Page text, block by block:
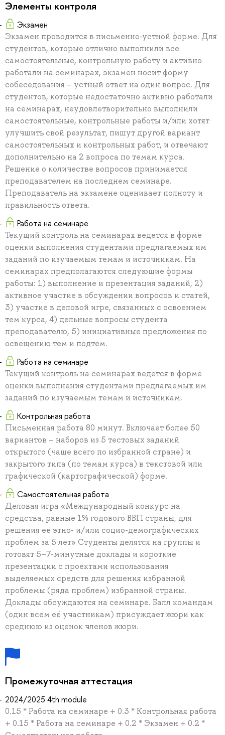
Элементы контроля
Экзамен
Экзамен проводится в письменно-устной форме. Для
студентов, которые отлично выполнили все
самостоятельные, контрольную работу и активно
работали на семинарах, экзамен носит форму
собеседования – устный ответ на один вопрос. Для
студентов, которые недостаточно активно работали
на семинарах, неудовлетворительно выполнили
самостоятельные, контрольные работы и/или хотят
улучшить свой результат, пишут другой вариант
самостоятельных и контрольных работ, и отвечают
дополнительно на 2 вопроса по темам курса.
Решение о количестве вопросов принимается
преподавателем на последнем семинаре.
Преподаватель на экзамене оценивает полноту и
правильность ответа.
Работа на семинаре
Текущий контроль на семинарах ведется в форме
оценки выполнения студентами предлагаемых им
заданий по изучаемым темам и источникам. На
семинарах предполагаются следующие формы
работы: 1) выполнение и презентация заданий, 2)
активное участие в обсуждении вопросов и статей,
3) участие в деловой игре, связанных с освоением
тем курса, 4) дельные вопросы студента
преподавателю, 5) инициативные предложения по
освещению тем и подтем.
Работа на семинаре
Текущий контроль на семинарах ведется в форме
оценки выполнения студентами предлагаемых им
заданий по изучаемым темам и источникам.
Контрольная работа
Письменная работа 80 минут. Включает более 50
вариантов – наборов из 5 тестовых заданий
открытого (чаще всего по избранной стране) и
закрытого типа (по темам курса) в текстовой или
графической (картографической) форме.
Самостоятельная работа
Деловая игра «Международный конкурс на
средства, равные 1% годового ВВП страны, для
решения её этно- и/или социо-демографических
проблем за 5 лет» Студенты делятся на группы и
готовят 5–7-минутные доклады и короткие
презентации с проектами использования
выделяемых средств для решения избранной
проблемы (ряда проблем) избранной страны.
Доклады обсуждаются на семинаре. Балл командам
(один всем её участникам) присуждает жюри как
среднюю из оценок членов жюри.
Промежуточная аттестация
2024/2025 4th module
0.15 * Работа на семинаре + 0.3 * Контрольная работа
+ 0.15 * Работа на семинаре + 0.2 * Экзамен + 0.2 *